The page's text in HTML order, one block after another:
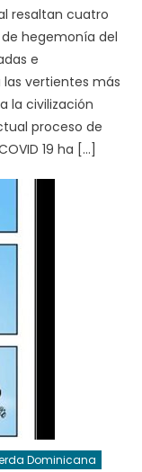
resaltan cuatro
hegemonía del
e
vertientes más
la civilización
proceso de
19 ha […]
Dominicana